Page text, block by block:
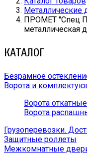
Металлические
ПРОМЕТ ''Спец
металлическая
КАТАЛОГ
Безрамное
Ворота и
Ворота откатные
Ворота
Грузоперевозки.
Защитные роллеты
Межкомнатные